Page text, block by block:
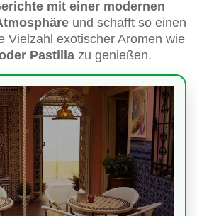
mit einer modernen
und schafft so einen
Vielzahl exotischer Aromen wie
Pastilla zu genießen.